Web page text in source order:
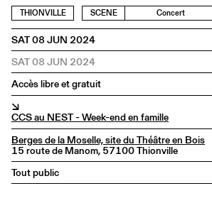
THIONVILLE SCENE Concert
SAT 08 JUN 2024
SAT 08 JUN 2024
Accès libre et gratuit
↘
CCS au NEST - Week-end en famille
Berges de la Moselle, site du Théâtre en Bois
15 route de Manom, 57100 Thionville
Tout public